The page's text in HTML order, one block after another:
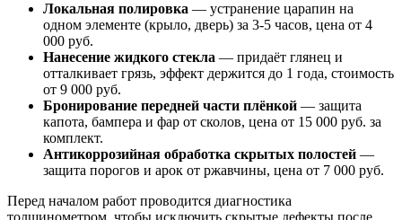
Локальная полировка — устранение царапин на
одном элементе (крыло, дверь) за 3-5 часов, цена от 4
000 руб.
Нанесение жидкого стекла — придаёт глянец и
отталкивает грязь, эффект держится до 1 года, стоимость
от 9 000 руб.
Бронирование передней части плёнкой — защита
капота, бампера и фар от сколов, цена от 15 000 руб. за
комплект.
Антикоррозийная обработка скрытых полостей —
защита порогов и арок от ржавчины, цена от 7 000 руб.
Перед началом работ проводится диагностика